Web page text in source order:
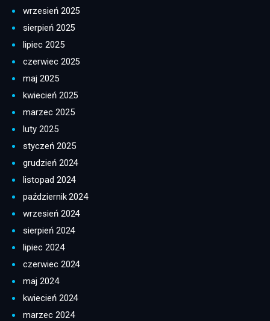
wrzesień 2025
sierpień 2025
lipiec 2025
czerwiec 2025
maj 2025
kwiecień 2025
marzec 2025
luty 2025
styczeń 2025
grudzień 2024
listopad 2024
październik 2024
wrzesień 2024
sierpień 2024
lipiec 2024
czerwiec 2024
maj 2024
kwiecień 2024
marzec 2024